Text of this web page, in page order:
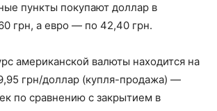
пункты покупают доллар в
грн, а евро — по 42,40 грн.
американской валюты находится на
грн/доллар (купля-продажа) —
по сравнению с закрытием в